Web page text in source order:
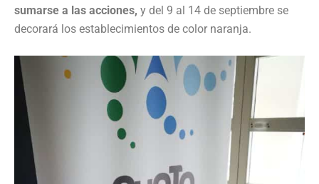
sumarse a las acciones, y del 9 al 14 de septiembre se
decorará los establecimientos de color naranja.